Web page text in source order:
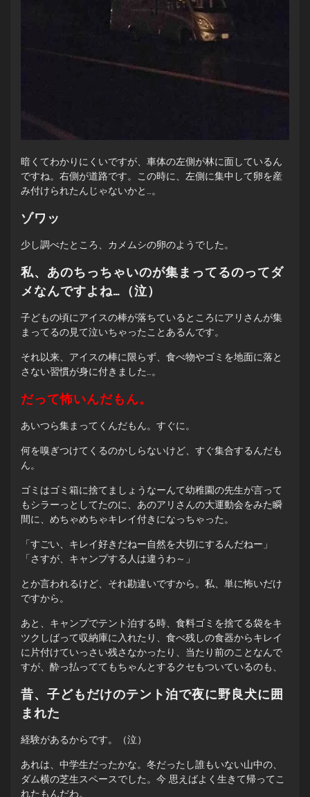
暗くてわかりにくいですが、車体の左側が林に面しているん
ですね。右側が道路です。この時に、左側に集中して卵を産
み付けられたんじゃないかと…。
ゾワッ
少し調べたところ、カメムシの卵のようでした。
私、あのちっちゃいのが集まってるのってダ
メなんですよね…（泣）
子どもの頃にアイスの棒が落ちているところにアリさんが集
まってるの見て泣いちゃったことあるんです。
それ以来、アイスの棒に限らず、食べ物やゴミを地面に落と
さない習慣が身に付きました…。
だって怖いんだもん。
あいつら集まってくんだもん。すぐに。
何を嗅ぎつけてくるのかしらないけど、すぐ集合するんだも
ん。
ゴミはゴミ箱に捨てましょうなーんて幼稚園の先生が言って
もシラーっとしてたのに、あのアリさんの大運動会をみた瞬
間に、めちゃめちゃキレイ付きになっちゃった。
「すごい、キレイ好きだねー自然を大切にするんだねー」
「さすが、キャンプする人は違うわ～」
とか言われるけど、それ勘違いですから。私、単に怖いだけ
ですから。
あと、キャンプでテント泊する時、食料ゴミを捨てる袋をキ
ツクしばって収納庫に入れたり、食べ残しの食器からキレイ
に片付けていっさい残さなかったり、当たり前のことなんで
すが、酔っ払っててもちゃんとするクセもついているのも、
昔、子どもだけのテント泊で夜に野良犬に囲
まれた
経験があるからです。（泣）
あれは、中学生だったかな。冬だったし誰もいない山中の、
ダム横の芝生スペースでした。今 思えばよく生きて帰ってこ
れたもんだわ。